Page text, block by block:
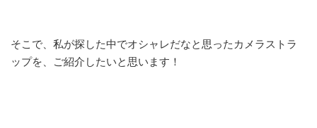
そこで、私が探した中でオシャレだなと思ったカメラストラ
ップを、ご紹介したいと思います！